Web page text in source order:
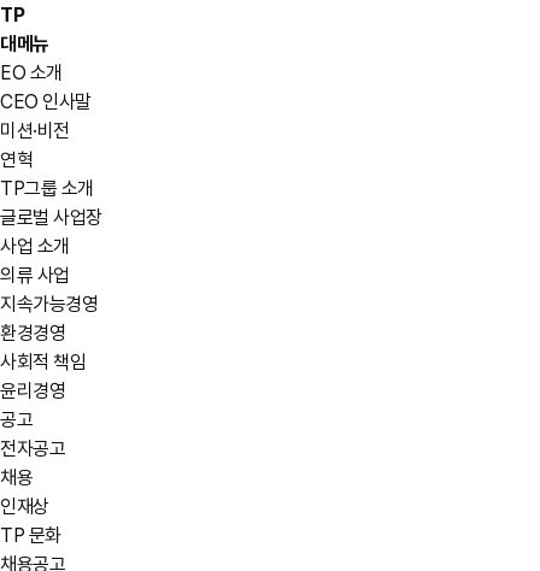
TP
대메뉴
EO 소개
CEO 인사말
미션·비전
연혁
TP그룹 소개
글로벌 사업장
사업 소개
의류 사업
지속가능경영
환경경영
사회적 책임
윤리경영
공고
전자공고
채용
인재상
TP 문화
채용공고